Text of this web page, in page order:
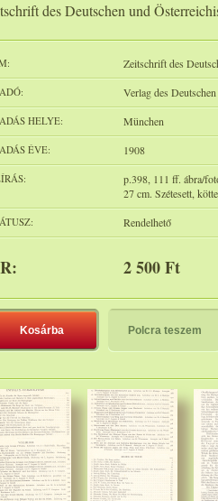
des Deutschen und
Zeitschrift des
Verlag des
HELYE: München
ÉVE: 1908
p.398, 111 ff. ábra/
27 cm. Szétesett,
Rendelhető
2 500 Ft
Kosárba Polcra teszem